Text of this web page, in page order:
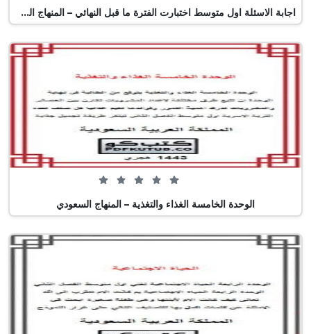
اجابة الاسئلة اول متوسط اختبارت الفترة ما قبل النهائي – المنهاج السعودي
0 من 5 (0 تصويت)
الوحدة الخامسة الغذاء والتغذية – المنهاج السعودي